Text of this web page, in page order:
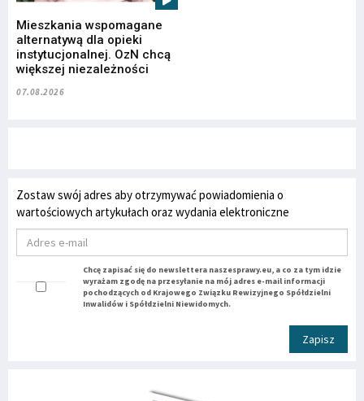
Mieszkania wspomagane
alternatywą dla opieki
instytucjonalnej. OzN chcą
większej niezależności
07.08.2026
Zostaw swój adres aby otrzymywać powiadomienia o
wartościowych artykułach oraz wydania elektroniczne
Chcę zapisać się do newslettera naszesprawy.eu, a co za tym idzie
wyrażam zgodę na przesyłanie na mój adres e-mail informacji
pochodzących od Krajowego Związku Rewizyjnego Spółdzielni
Inwalidów i Spółdzielni Niewidomych.
Zapisz